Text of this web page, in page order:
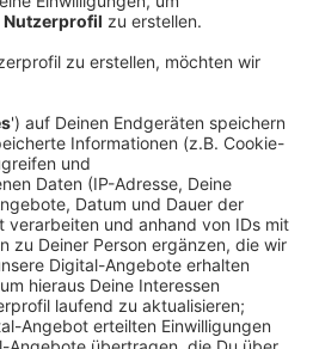
11.03.2021 15:04
auch bei uns im Kreis Siegen-
wieder ausgelöst. Es war
Pressesprecher Torsten
zieht auf Radio Siegen
Bilanz. Nach den bisherigen
super geklappt. Beim
bundesweit vor allem